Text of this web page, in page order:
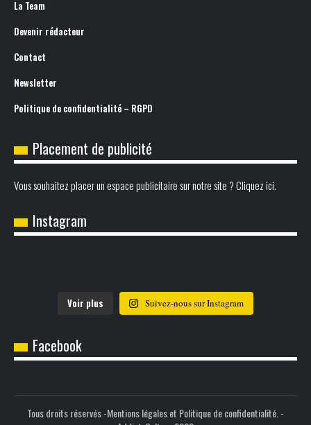
La Team
Devenir rédacteur
Contact
Newsletter
Politique de confidentialité – RGPD
Placement de publicité
Vous souhaitez placer un espace publicitaire sur notre site ? Cliquez ici.
Instagram
Voir plus Suivez-nous sur Instagram
Facebook
Tous droits réservés -Mentions légales et Politique de confidentialité.-